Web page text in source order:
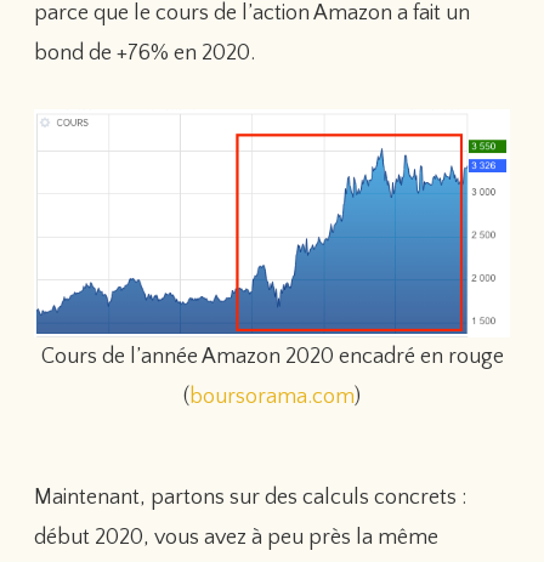
parce que le cours de l’action Amazon a fait un
bond de +76% en 2020.
Cours de l’année Amazon 2020 encadré en rouge
(boursorama.com)
Maintenant, partons sur des calculs concrets :
début 2020, vous avez à peu près la même